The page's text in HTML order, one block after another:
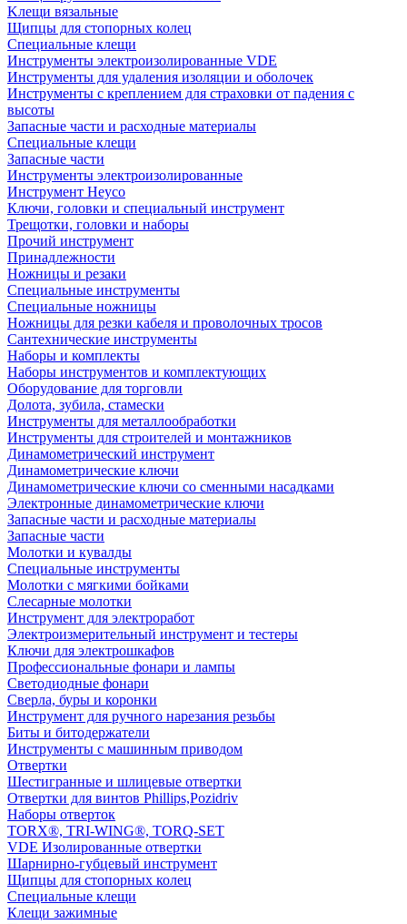
Kлещи вязальные
Щипцы для стопорных колец
Специальные клещи
Инструменты электроизолированные VDE
Инструменты для удаления изоляции и оболочек
Инструменты с креплением для страховки от падения с
высоты
Запасные части и расходные материалы
Специальные клещи
Запасные части
Инструменты электроизолированные
Инструмент Heyco
Ключи, головки и специальный инструмент
Трещотки, головки и наборы
Прочий инструмент
Принадлежности
Ножницы и резаки
Специальные инструменты
Специальные ножницы
Ножницы для резки кабеля и проволочных тросов
Сантехнические инструменты
Наборы и комплекты
Наборы инструментов и комплектующих
Оборудование для торговли
Долота, зубила, стамески
Инструменты для металлообработки
Инструменты для строителей и монтажников
Динамометрический инструмент
Динамометрические ключи
Динамометрические ключи со сменными насадками
Электронные динамометрические ключи
Запасные части и расходные материалы
Запасные части
Молотки и кувалды
Специальные инструменты
Молотки с мягкими бойками
Слесарные молотки
Инструмент для электроработ
Электроизмерительный инструмент и тестеры
Ключи для электрошкафов
Профессиональные фонари и лампы
Светодиодные фонари
Сверла, буры и коронки
Инструмент для ручного нарезания резьбы
Биты и битодержатели
Инструменты с машинным приводом
Отвертки
Шестигранные и шлицевые отвертки
Отвертки для винтов Phillips,Pozidriv
Наборы отверток
TORX®, TRI-WING®, TORQ-SET
VDE Изолированные отвертки
Шарнирно-губцевый инструмент
Щипцы для стопорных колец
Специальные клещи
Клещи зажимные